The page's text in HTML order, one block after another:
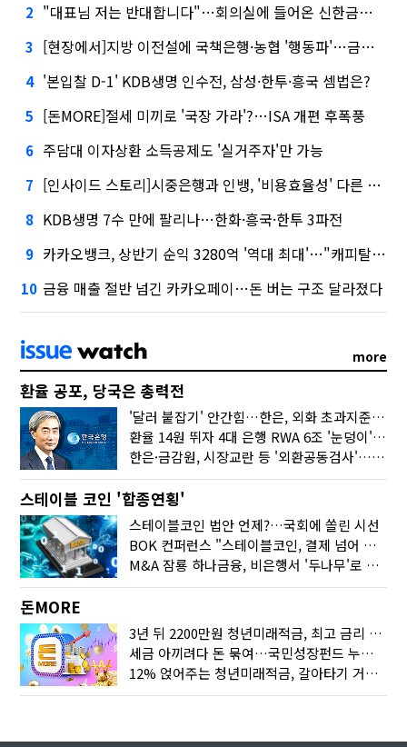
2 "대표님 저는 반대합니다"…회의실에 들어온 신한금융 AI
3 [현장에서]지방 이전설에 국책은행·농협 '행동파'…금감원 '신중모드'
4 '본입찰 D-1' KDB생명 인수전, 삼성·한투·흥국 셈법은?
5 [돈MORE]절세 미끼로 '국장 가라'?…ISA 개편 후폭풍
6 주담대 이자상환 소득공제도 '실거주자'만 가능
7 [인사이드 스토리]시중은행과 인뱅, '비용효율성' 다른 잣대 왜?
8 KDB생명 7수 만에 팔리나…한화·흥국·한투 3파전
9 카카오뱅크, 상반기 순익 3280억 '역대 최대'…"캐피탈, 자산 1조원 이상"
10 금융 매출 절반 넘긴 카카오페이…돈 버는 구조 달라졌다
more
환율 공포, 당국은 총력전
'달러 붙잡기' 안간힘…한은, 외화 초과지준에 이자 6개월 더
환율 14원 뛰자 4대 은행 RWA 6조 '눈덩이'…2배 뛴 2분기는?
한은·금감원, 시장교란 등 '외환공동검사'…환율 급등 전방위 대응
스테이블 코인 '합종연횡'
스테이블코인 법안 언제?…국회에 쏠린 시선
BOK 컨퍼런스 "스테이블코인, 결제 넘어 보험 대출 등 금융 연결 도구"
M&A 잠룡 하나금융, 비은행서 '두나무'로 눈돌린 이유는
돈MORE
3년 뒤 2200만원 청년미래적금, 최고 금리 받으려면?
세금 아끼려다 돈 묶여…국민성장펀드 누가 가입하면 좋을까
12% 얹어주는 청년미래적금, 갈아타기 거절 될수 있어요